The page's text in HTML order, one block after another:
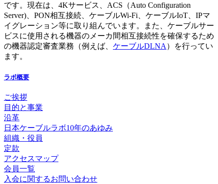
です。現在は、4Kサービス、ACS（Auto Configuration
Server)、PON相互接続、ケーブルWi-Fi、ケーブルIoT、IPマ
イグレーション等に取り組んでいます。また、ケーブルサー
ビスに使用される機器のメーカ間相互接続性を確保するため
の機器認定審査業務（例えば、 ケーブルDLNA）を行ってい
ます。
ラボ概要
ご挨拶
目的と事業
沿革
日本ケーブルラボ10年のあゆみ
組織・役員
定款
アクセスマップ
会員一覧
入会に関するお問い合わせ